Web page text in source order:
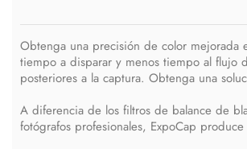
Obtenga una precisión de color
tiempo a disparar y menos tiempo al flujo
posteriores a la captura. Obtenga una
A diferencia de los filtros de balance de
fotógrafos profesionales, ExpoCap